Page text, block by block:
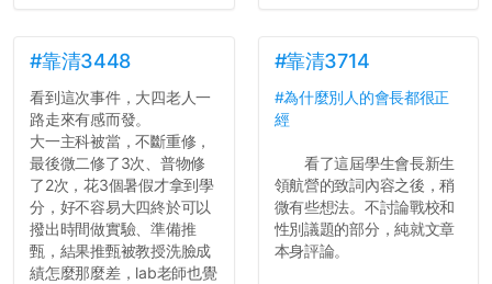
績無法體現你們的努力，但
往後你們正直的態度一定會
讓你們在社會上適應得更
好。最後，那些作弊的同
學，你們要瞭解到作弊對你
們而言是沒有任何好處的，
大學是你們唯一可以勇敢認
錯但不需要付出太大代價的
地方，你們在這時候如果不
會學會...
#靠清3448
看到這次事件，大四老人一
路走來有感而發。
大一主科被當，不斷重修，
最後微二修了3次、普物修
了2次，花3個暑假才拿到學
分，好不容易大四終於可以
撥出時間做實驗、準備推
甄，結果推甄被教授洗臉成
績怎麼那麼差，lab老師也覺
#靠清3714
#為什麼別人的會長都很正
經
看了這屆學生會長新生
領航營的致詞內容之後，稍
微有些想法。不討論戰校和
性別議題的部分，純就文章
本身評論。